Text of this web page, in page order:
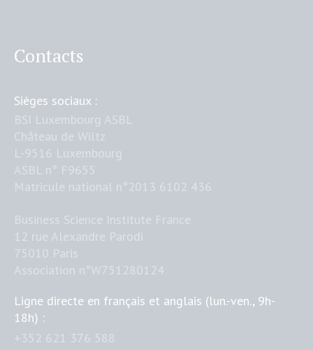
Contacts
Sièges sociaux :
BSI Luxembourg ASBL
Château de Wiltz
L-9516 Luxembourg
ASBL n° F9655
Matricule national n°2013 6102 436
Business Science Institute France
12 rue Alexandre Parodi
75010 Paris
Association n°W751280124
Ligne directe en français et anglais (lun.-ven., 9h-
18h) :
+352 621 376 588